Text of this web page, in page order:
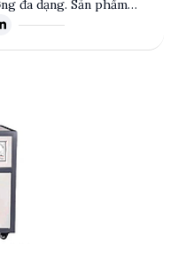
đa dạng. Sản phẩm
rộng rãi trong các